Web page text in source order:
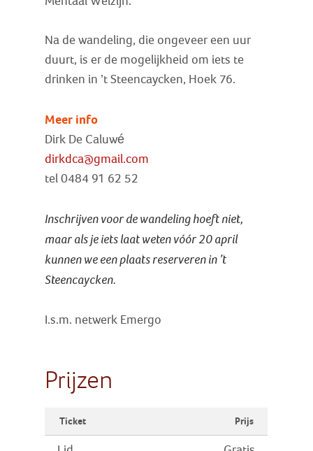
Na de wandeling, die ongeveer een uur
duurt, is er de mogelijkheid om iets te
drinken in ’t Steencaycken, Hoek 76.
Meer info
Dirk De Caluwé
dirkdca@gmail.com
tel 0484 91 62 52
Inschrijven voor de wandeling hoeft niet,
maar als je iets laat weten vóór 20 april
kunnen we een plaats reserveren in ’t
Steencaycken.
I.s.m. netwerk Emergo
Prijzen
Ticket Prijs